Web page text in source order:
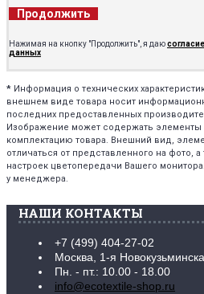
Продолжить
Нажимая на кнопку "Продолжить", я даю
данных
* Информация о технических
внешнем виде товара носит
последних предоставленных
Изображение может содержать
комплектацию товара. Внешний вид,
отличаться от представленного на фото,
настроек цветопередачи Вашего
у менеджера.
НАШИ КОНТАКТЫ
+7 (499) 404-27-02
Москва, 1-я
Пн. - пт.: 10.00 - 18.00
info@ecotextile-shop.ru